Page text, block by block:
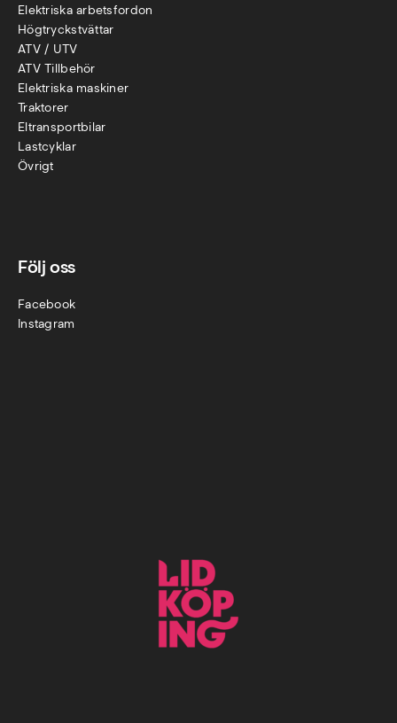
Elektriska arbetsfordon
Högtryckstvättar
ATV / UTV
ATV Tillbehör
Elektriska maskiner
Traktorer
Eltransportbilar
Lastcyklar
Övrigt
Följ oss
Facebook
Instagram